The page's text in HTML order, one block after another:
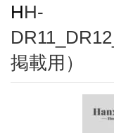
HH-
掲載用）